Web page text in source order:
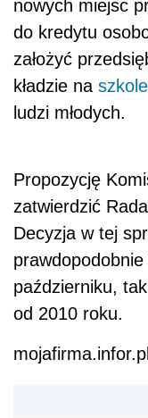
nowych miejsc
do kredytu
założyć
kładzie na
ludzi młodych.
Propozycję
zatwierdzić
Decyzja w tej
październiku,
od 2010 roku.
mojafirma.infor.pl